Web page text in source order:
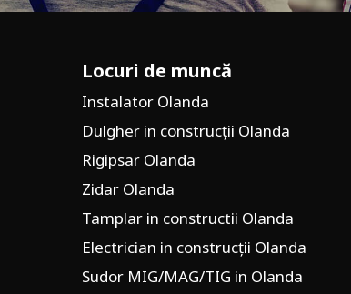
Locuri de muncă
Instalator Olanda
Dulgher in construcții Olanda
Rigipsar Olanda
Zidar Olanda
Tamplar in constructii Olanda
Electrician in construcții Olanda
Sudor MIG/MAG/TIG in Olanda